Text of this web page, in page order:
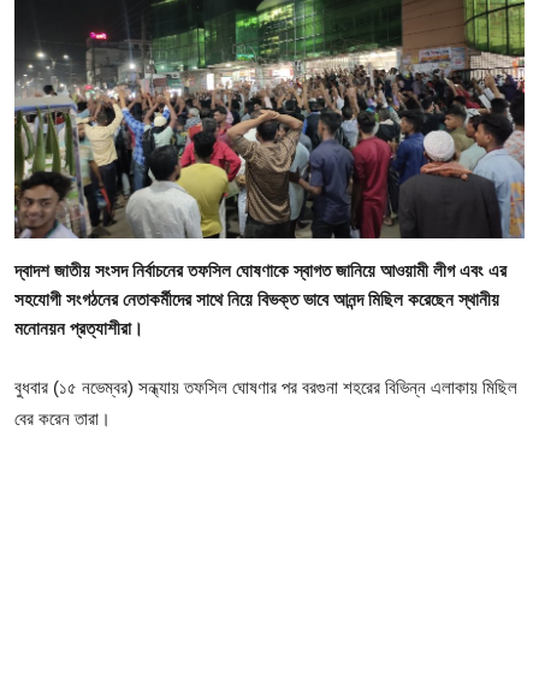
জাতীয়
রাজনীতি
অর্থনীতি
স্বাস্থ্য
খেলা
দ্বাদশ জাতীয় সংসদ নির্বাচনের তফসিল ঘোষণাকে স্বাগত জানিয়ে আওয়ামী লীগ এবং এর
সহযোগী সংগঠনের নেতাকর্মীদের সাথে নিয়ে বিভক্ত ভাবে আনন্দ মিছিল করেছেন স্থানীয়
মনোনয়ন প্রত্যাশীরা।
বুধবার (১৫ নভেম্বর) সন্ধ্যায় তফসিল ঘোষণার পর বরগুনা শহরের বিভিন্ন এলাকায় মিছিল
বের করেন তারা।